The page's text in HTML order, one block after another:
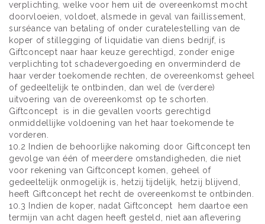
verplichting, welke voor hem uit de overeenkomst mocht
doorvloeien, voldoet, alsmede in geval van faillissement,
surséance van betaling of onder curatelestelling van de
koper of stillegging of liquidatie van diens bedrijf, is
Giftconcept naar haar keuze gerechtigd, zonder enige
verplichting tot schadevergoeding en onverminderd de
haar verder toekomende rechten, de overeenkomst geheel
of gedeeltelijk te ontbinden, dan wel de (verdere)
uitvoering van de overeenkomst op te schorten.
Giftconcept is in die gevallen voorts gerechtigd
onmiddellijke voldoening van het haar toekomende te
vorderen.
10.2 Indien de behoorlijke nakoming door Giftconcept ten
gevolge van één of meerdere omstandigheden, die niet
voor rekening van Giftconcept komen, geheel of
gedeeltelijk onmogelijk is, hetzij tijdelijk, hetzij blijvend,
heeft Giftconcept het recht de overeenkomst te ontbinden.
10.3 Indien de koper, nadat Giftconcept hem daartoe een
termijn van acht dagen heeft gesteld, niet aan aflevering